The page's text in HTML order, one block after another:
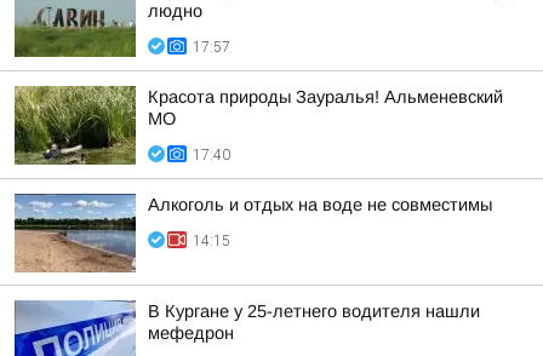
людно
17:57
Красота природы Зауралья! Альменевский
МО
17:40
Алкоголь и отдых на воде не совместимы
14:15
В Кургане у 25-летнего водителя нашли
мефедрон